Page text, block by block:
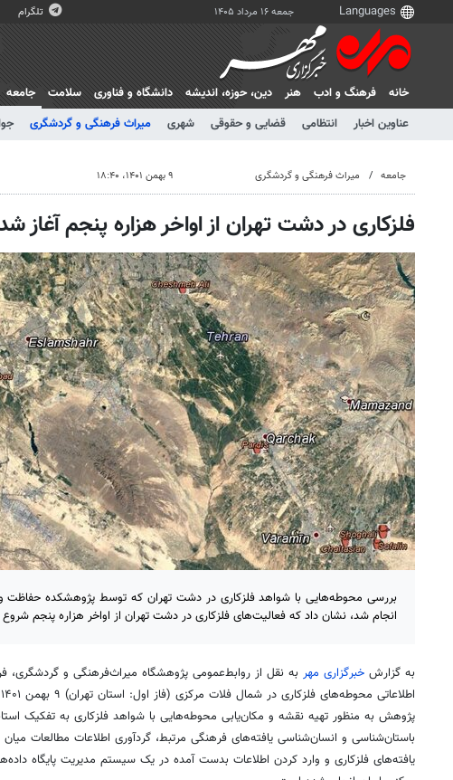
جمعه ۱۶ مرداد ۱۴۰۵ تلگرام
خانه فرهنگ و ادب هنر دين، حوزه، انديشه دانشگاه و فناوری سلامت
جامعه
عناوین اخبار
انتظامی قضایی و حقوقی شهری میراث فرهنگی و گردشگری
جامعه میراث فرهنگی و گردشگری ۹ بهمن ۱۴۰۱، ۱۸:۴۰
فلزکاری در دشت تهران از اواخر هزاره پنجم آغاز
بررسی محوطه‌هایی با شواهد فلزکاری در دشت تهران که توسط پژوهشکده حفاظت و
انجام شد، نشان داد که فعالیت‌های فلزکاری در دشت تهران از اواخر هزاره پنجم
به گزارش خبرگزاری مهر به نقل از روابط‌عمومی پژوهشگاه میراث‌فرهنگی و
پژوهش به منظور تهیه نقشه و مکان‌یابی محوطه‌هایی با شواهد فلزکاری به تفکیک
باستان‌شناسی و انسان‌شناسی یافته‌های فرهنگی مرتبط، گردآوری اطلاعات مطالعات
یافته‌های فلزکاری و وارد کردن اطلاعات بدست آمده در یک سیستم مدیریت پایگاه